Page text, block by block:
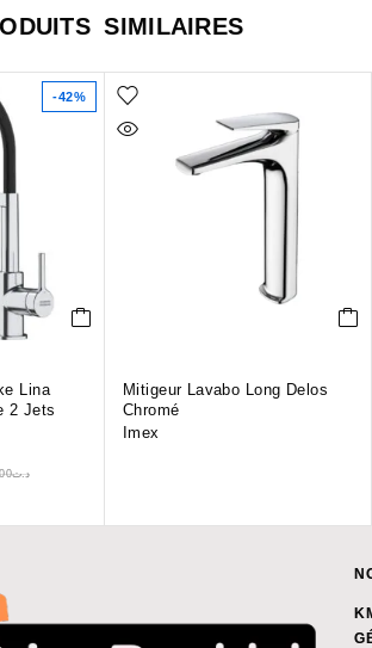
SIMILAIRES
-42%
Lina
2 Jets
د.ت
Mitigeur Lavabo Long Delos
Chromé
Imex